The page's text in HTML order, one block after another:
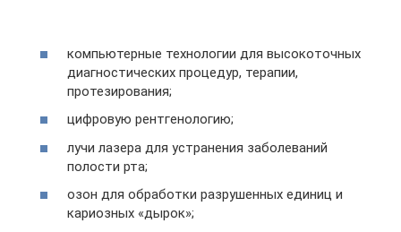
компьютерные технологии для высокоточных
диагностических процедур, терапии,
протезирования;
цифровую рентгенологию;
лучи лазера для устранения заболеваний
полости рта;
озон для обработки разрушенных единиц и
кариозных «дырок»;